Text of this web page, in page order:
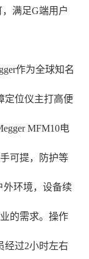
满足G端用户
作为全球知名
定位仪主打高便
MFM10电
可提，防护等
外环境，设备续
的需求。操作
经过2小时左右